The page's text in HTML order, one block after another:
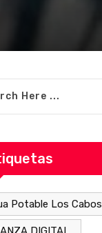
Potable Los Cabos